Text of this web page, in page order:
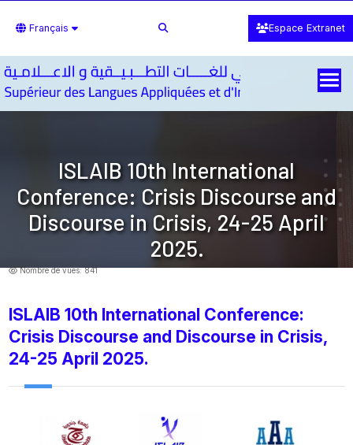
Français Espace Extranet
ISLAIB 10th International
Conference: Crisis Discourse and
Discourse in Crisis, 24-25 April
2025.
Nombre de vues: 841
ISLAIB 10th International Conference:
Crisis Discourse and Discourse in Crisis,
24-25 April 2025.